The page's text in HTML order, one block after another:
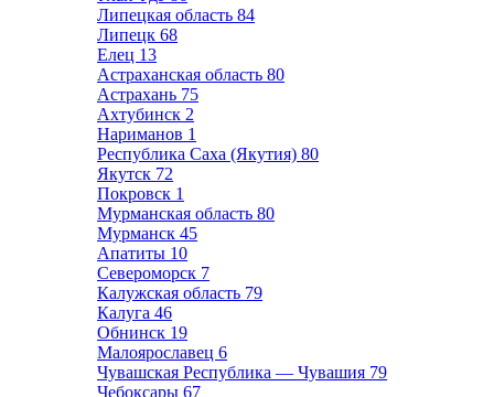
Липецкая область 84
Липецк 68
Елец 13
Астраханская область 80
Астрахань 75
Ахтубинск 2
Нариманов 1
Республика Саха (Якутия) 80
Якутск 72
Покровск 1
Мурманская область 80
Мурманск 45
Апатиты 10
Североморск 7
Калужская область 79
Калуга 46
Обнинск 19
Малоярославец 6
Чувашская Республика — Чувашия 79
Чебоксары 67